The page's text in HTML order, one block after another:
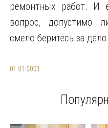
ремонтных работ. И
вопрос, допустимо
смело беритесь за
01.01.0001